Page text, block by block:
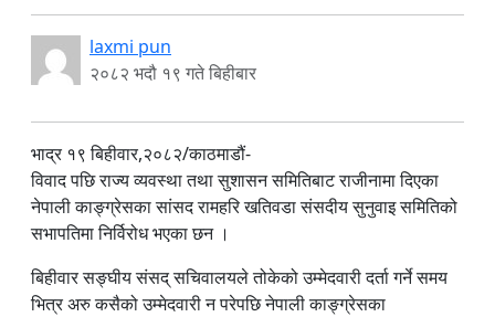
laxmi pun
२०८२ भदौ १९ गते बिहीबार
भाद्र १९ बिहीवार,२०८२/काठमाडौं-
विवाद पछि राज्य व्यवस्था तथा सुशासन समितिबाट राजीनामा दिएका
नेपाली काङ्ग्रेसका सांसद रामहरि खतिवडा संसदीय सुनुवाइ समितिको
सभापतिमा निर्विरोध भएका छन ।
बिहीवार सङ्घीय संसद् सचिवालयले तोकेको उम्मेदवारी दर्ता गर्ने समय
भित्र अरु कसैको उम्मेदवारी न परेपछि नेपाली काङ्ग्रेसका